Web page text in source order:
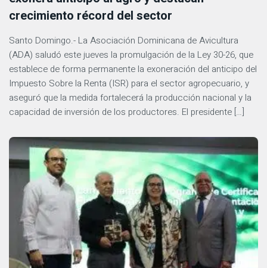
crecimiento récord del sector
Santo Domingo.- La Asociación Dominicana de Avicultura
(ADA) saludó este jueves la promulgación de la Ley 30-26, que
establece de forma permanente la exoneración del anticipo del
Impuesto Sobre la Renta (ISR) para el sector agropecuario, y
aseguró que la medida fortalecerá la producción nacional y la
capacidad de inversión de los productores. El presidente […]